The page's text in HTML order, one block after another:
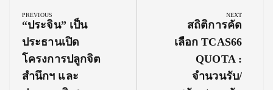
navigation
PREVIOUS
Previous
Post:
“ประจิน” เป็น
ประธานเปิด
โครงการปลูกจิต
สำนึกฯ และ
NEXT
Next
Post:
สถิติการคัด
เลือก TCAS66
QUOTA :
จำนวนรับ/